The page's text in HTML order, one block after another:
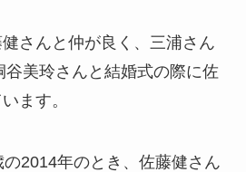
さんと仲が良く、三浦さん
谷美玲さんと結婚式の際に佐
ます。
2014年のとき、佐藤健さん